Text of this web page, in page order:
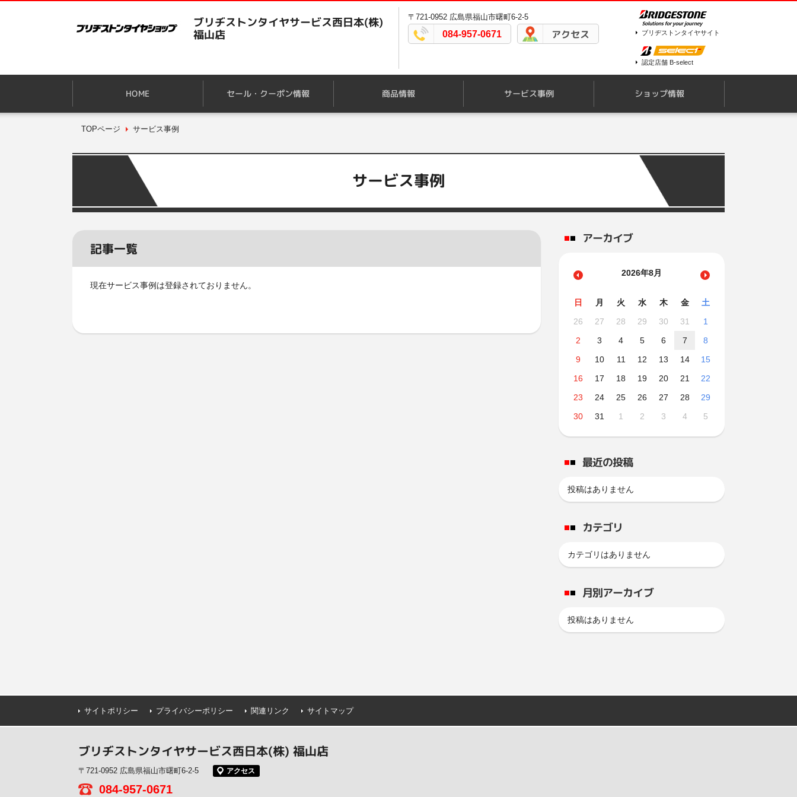
ブリヂストンタイヤサービス西日本(株)
福山店
〒721-0952 広島県福山市曙町6-2-5
084-957-0671 アクセス ブリヂストンタイヤサイト
認定店舗 B-select
HOME セール・クーポン情報 商品情報 サービス事例 ショップ情報
TOPページ サービス事例
サービス事例
記事一覧
現在サービス事例は登録されておりません。
アーカイブ
2026年8月
日 月 火 水 木 金
土
26
27 28 29 30 31
1
2
3 4 5 6 7
8
9
10 11 12 13 14
15
16
17 18 19 20 21
22
23
24 25 26 27 28
29
30
31 1 2 3 4 5
最近の投稿
投稿はありません
カテゴリ
カテゴリはありません
月別アーカイブ
投稿はありません
サイトポリシー プライバシーポリシー 関連リンク サイトマップ
ブリヂストンタイヤサービス西日本(株) 福山店
〒721-0952 広島県福山市曙町6-2-5 アクセス
084-957-0671